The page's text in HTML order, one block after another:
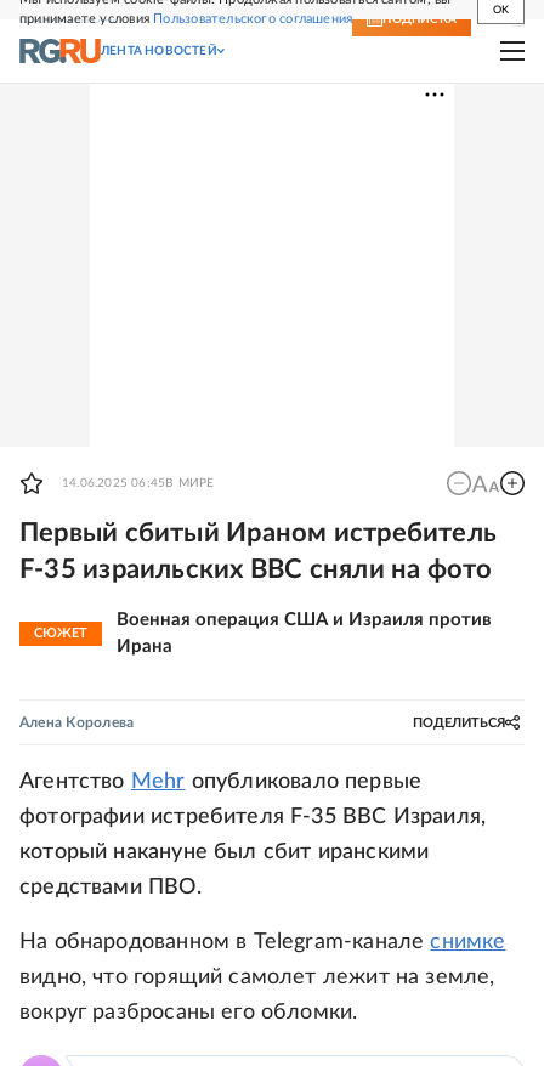
принимаете условия Пользовательского соглашения
OK
СВЕЖИЙ НОМЕР ПОДПИСКА
ЛЕНТА НОВОСТЕЙ
14.06.2025 06:45 В МИРЕ
Первый сбитый Ираном истребитель
F-35 израильских ВВС сняли на фото
СЮЖЕТ
Военная операция США и Израиля против
Ирана
Алена Королева ПОДЕЛИТЬСЯ
Агентство Mehr опубликовало первые
фотографии истребителя F-35 ВВС Израиля,
который накануне был сбит иранскими
средствами ПВО.
На обнародованном в Telegram-каналеснимке
видно, что горящий самолет лежит на земле,
вокруг разбросаны его обломки.